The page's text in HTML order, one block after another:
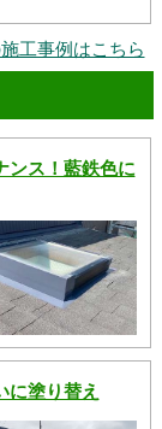
工事例はこちら
ス！藍鉄色に
に塗り替え